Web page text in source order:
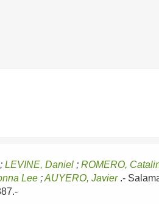
;LEVINE, Daniel ;ROMERO,
Lee ;AUYERO, Javier .-